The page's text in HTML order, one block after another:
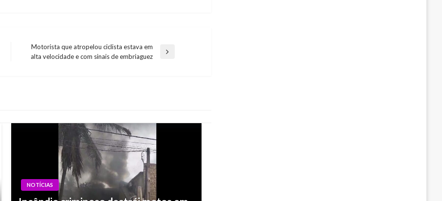
Next
Motorista que atropelou ciclista estava em
alta velocidade e com sinais de embriaguez
NOTÍCIAS